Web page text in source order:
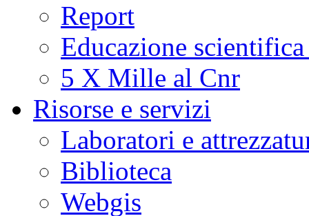
Report
Educazione
5 X Mille al Cnr
Risorse e servizi
Laboratori e
Biblioteca
Webgis